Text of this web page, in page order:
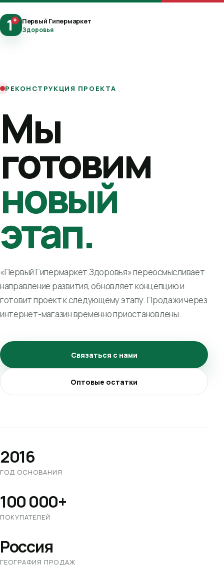
1+ Первый Гипермаркет
Здоровья
РЕКОНСТРУКЦИЯ ПРОЕКТА
Мы
готовим
новый
этап.
«Первый Гипермаркет Здоровья» переосмысливает
направление развития, обновляет концепцию и
готовит проект к следующему этапу. Продажи через
интернет-магазин временно приостановлены.
Связаться с нами
Оптовые остатки
2016
ГОД ОСНОВАНИЯ
100 000+
ПОКУПАТЕЛЕЙ
Россия
ГЕОГРАФИЯ ПРОДАЖ